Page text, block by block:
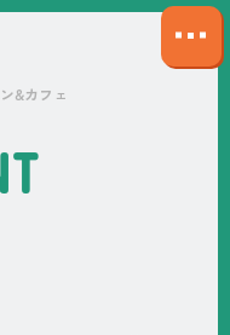
サ
イ
&カフェ
T